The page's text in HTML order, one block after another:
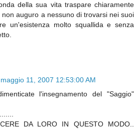
della sua vita traspare chiaramente
auguro a nessuno di trovarsi nei suoi
un'esistenza molto squallida e senza
11, 2007 12:53:00 AM
l'insegnamento del "Saggio"
DA LORO IN QUESTO MODO..